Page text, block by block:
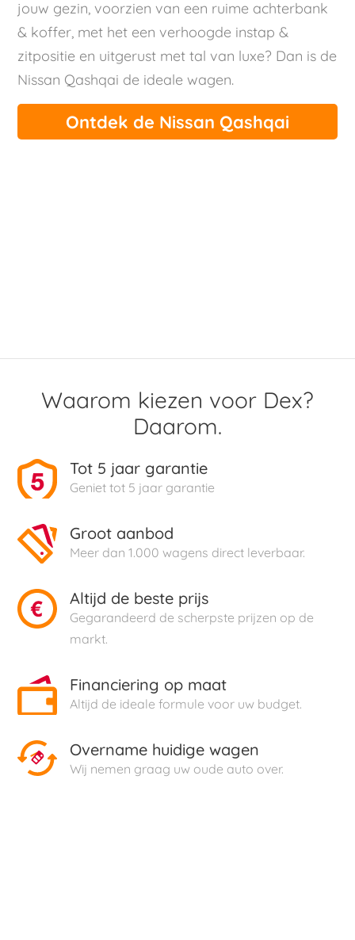
jouw gezin, voorzien van een ruime achterbank
& koffer, met het een verhoogde instap &
zitpositie en uitgerust met tal van luxe? Dan is de
Nissan Qashqai de ideale wagen.
Ontdek de Nissan Qashqai
Waarom kiezen voor Dex?
Daarom.
Tot 5 jaar garantie
Geniet tot 5 jaar garantie
Groot aanbod
Meer dan 1.000 wagens direct leverbaar.
Altijd de beste prijs
Gegarandeerd de scherpste prijzen op de
markt.
Financiering op maat
Altijd de ideale formule voor uw budget.
Overname huidige wagen
Wij nemen graag uw oude auto over.